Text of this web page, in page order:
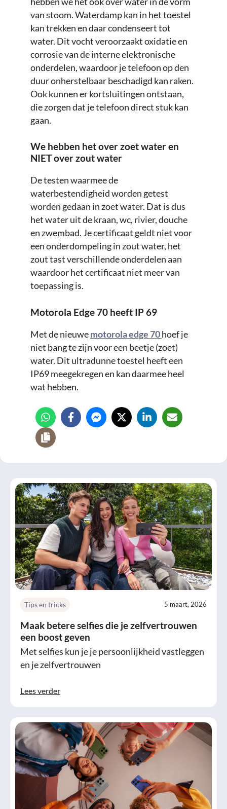
van stoom. Waterdamp kan in het toestel
kan trekken en daar condenseert tot
water. Dit vocht veroorzaakt oxidatie en
corrosie van de interne elektronische
onderdelen, waardoor je telefoon op den
duur onherstelbaar beschadigd kan raken.
Ook kunnen er kortsluitingen ontstaan,
die zorgen dat je telefoon direct stuk kan
gaan.
We hebben het over zoet water en
NIET over zout water
De testen waarmee de
waterbestendigheid worden getest
worden gedaan in zoet water. Dat is dus
het water uit de kraan, wc, rivier, douche
en zwembad. Je certificaat geldt niet voor
een onderdompeling in zout water, het
zout tast verschillende onderdelen aan
waardoor het certificaat niet meer van
toepassing is.
Motorola Edge 70 heeft IP 69
Met de nieuwemotorola edge 70hoef je
niet bang te zijn voor een beetje (zoet)
water. Dit ultradunne toestel heeft een
IP69 meegekregen en kan daarmee heel
wat hebben.
Tips en tricks 5 maart, 2026
Maak betere selfies die je zelfvertrouwen
een boost geven
Met selfies kun je je persoonlijkheid vastleggen
en je zelfvertrouwen
Lees verder